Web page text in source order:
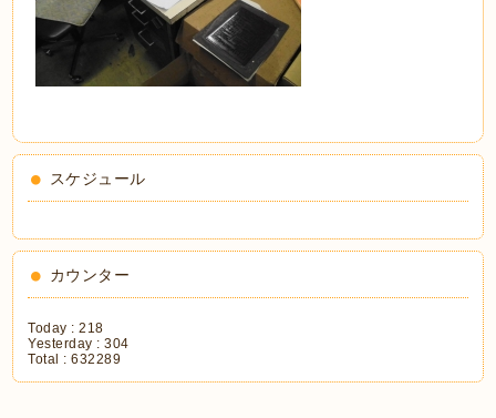
スケジュール
カウンター
Today :218
Yesterday :304
Total :632289